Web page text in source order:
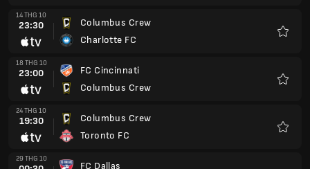
14 THG 10
23:30
Columbus Crew
Charlotte FC
18 THG 10
23:00
FC Cincinnati
Columbus Crew
24 THG 10
19:30
Columbus Crew
Toronto FC
29 THG 10
FC Dallas